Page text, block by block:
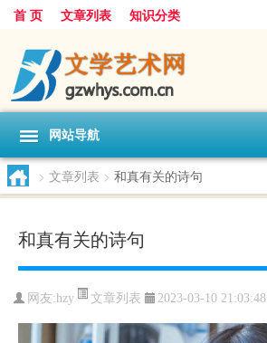
首 页 文章列表 知识分类
网站导航
> 文章列表 > 和真有关的诗句
和真有关的诗句
网友:hzy 文章列表 2023-03-10 21:03:48